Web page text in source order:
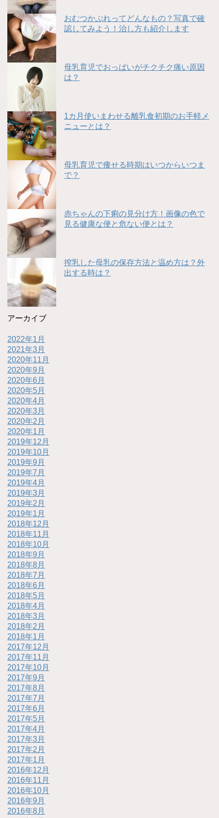
おむつかぶれってどんなもの？写真で確
認してみよう！治し方も紹介します
母乳育児でおっぱいがチクチク痛い原因
は？
1カ月使いまわせる離乳食初期のお手軽メ
ニューとは？
母乳育児で痩せる時期はいつからいつま
で？
赤ちゃんの下痢の見分け方！画像の色で
見る健康な便と危ない便とは？
搾乳した母乳の保存方法と温め方は？外
出する時は？
アーカイブ
2022年1月
2021年3月
2020年11月
2020年9月
2020年6月
2020年5月
2020年4月
2020年3月
2020年2月
2020年1月
2019年12月
2019年10月
2019年9月
2019年7月
2019年4月
2019年3月
2019年2月
2019年1月
2018年12月
2018年11月
2018年10月
2018年9月
2018年8月
2018年7月
2018年6月
2018年5月
2018年4月
2018年3月
2018年2月
2018年1月
2017年12月
2017年11月
2017年10月
2017年9月
2017年8月
2017年7月
2017年6月
2017年5月
2017年4月
2017年3月
2017年2月
2017年1月
2016年12月
2016年11月
2016年10月
2016年9月
2016年8月